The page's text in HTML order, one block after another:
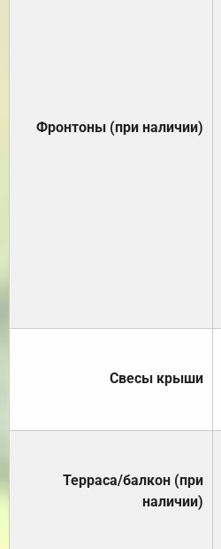
Фронтоны (при наличии)
Свесы крыши
Терраса/балкон (при
наличии)